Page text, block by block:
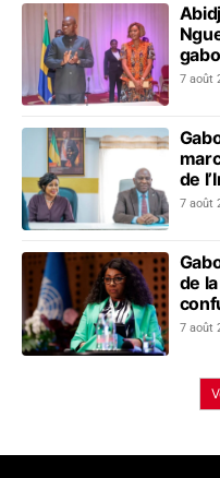
7 août
de
7 août
de
7 août